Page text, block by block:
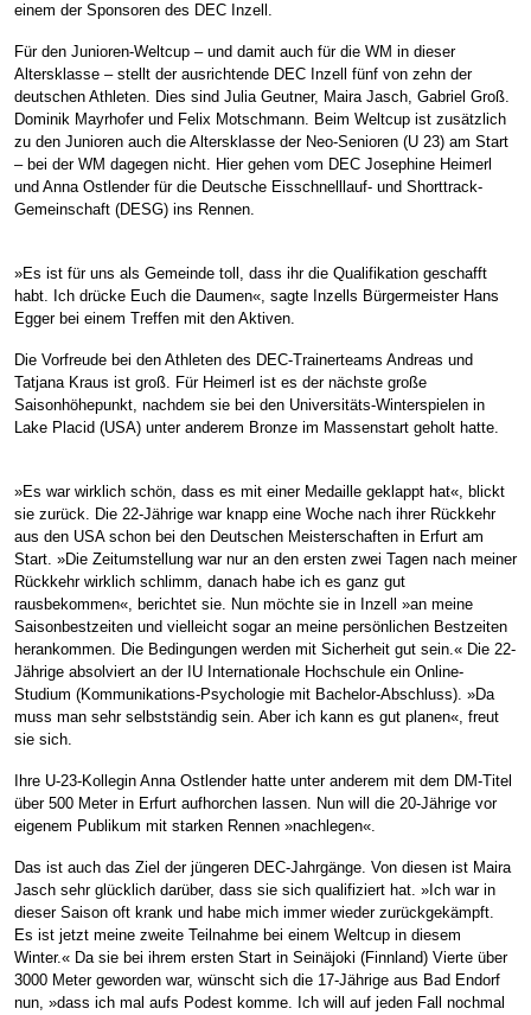
einem der Sponsoren des DEC Inzell.
Für den Junioren-Weltcup – und damit auch für die WM in dieser
Altersklasse – stellt der ausrichtende DEC Inzell fünf von zehn der
deutschen Athleten. Dies sind Julia Geutner, Maira Jasch, Gabriel Groß.
Dominik Mayrhofer und Felix Motschmann. Beim Weltcup ist zusätzlich
zu den Junioren auch die Altersklasse der Neo-Senioren (U 23) am Start
– bei der WM dagegen nicht. Hier gehen vom DEC Josephine Heimerl
und Anna Ostlender für die Deutsche Eisschnelllauf- und Shorttrack-
Gemeinschaft (DESG) ins Rennen.
»Es ist für uns als Gemeinde toll, dass ihr die Qualifikation geschafft
habt. Ich drücke Euch die Daumen«, sagte Inzells Bürgermeister Hans
Egger bei einem Treffen mit den Aktiven.
Die Vorfreude bei den Athleten des DEC-Trainerteams Andreas und
Tatjana Kraus ist groß. Für Heimerl ist es der nächste große
Saisonhöhepunkt, nachdem sie bei den Universitäts-Winterspielen in
Lake Placid (USA) unter anderem Bronze im Massenstart geholt hatte.
»Es war wirklich schön, dass es mit einer Medaille geklappt hat«, blickt
sie zurück. Die 22-Jährige war knapp eine Woche nach ihrer Rückkehr
aus den USA schon bei den Deutschen Meisterschaften in Erfurt am
Start. »Die Zeitumstellung war nur an den ersten zwei Tagen nach meiner
Rückkehr wirklich schlimm, danach habe ich es ganz gut
rausbekommen«, berichtet sie. Nun möchte sie in Inzell »an meine
Saisonbestzeiten und vielleicht sogar an meine persönlichen Bestzeiten
herankommen. Die Bedingungen werden mit Sicherheit gut sein.« Die 22-
Jährige absolviert an der IU Internationale Hochschule ein Online-
Studium (Kommunikations-Psychologie mit Bachelor-Abschluss). »Da
muss man sehr selbstständig sein. Aber ich kann es gut planen«, freut
sie sich.
Ihre U-23-Kollegin Anna Ostlender hatte unter anderem mit dem DM-Titel
über 500 Meter in Erfurt aufhorchen lassen. Nun will die 20-Jährige vor
eigenem Publikum mit starken Rennen »nachlegen«.
Das ist auch das Ziel der jüngeren DEC-Jahrgänge. Von diesen ist Maira
Jasch sehr glücklich darüber, dass sie sich qualifiziert hat. »Ich war in
dieser Saison oft krank und habe mich immer wieder zurückgekämpft.
Es ist jetzt meine zweite Teilnahme bei einem Weltcup in diesem
Winter.« Da sie bei ihrem ersten Start in Seinäjoki (Finnland) Vierte über
3000 Meter geworden war, wünscht sich die 17-Jährige aus Bad Endorf
nun, »dass ich mal aufs Podest komme. Ich will auf jeden Fall nochmal